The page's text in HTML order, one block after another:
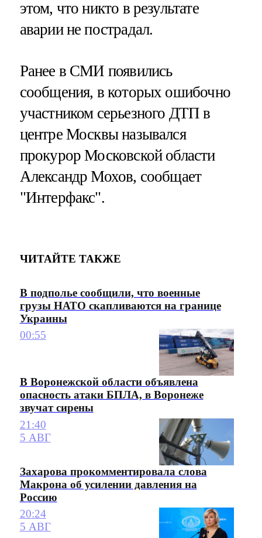
этом, что никто в результате
аварии не пострадал.
Ранее в СМИ появились
сообщения, в которых ошибочно
участником серьезного ДТП в
центре Москвы назывался
прокурор Московской области
Александр Мохов, сообщает
"Интерфакс".
ЧИТАЙТЕ ТАКЖЕ
В подполье сообщили, что военные
грузы НАТО скапливаются на границе
Украины
00:55
В Воронежской области объявлена
опасность атаки БПЛА, в Воронеже
звучат сирены
21:40
5 АВГ
Захарова прокомментировала слова
Макрона об усилении давления на
Россию
20:24
5 АВГ